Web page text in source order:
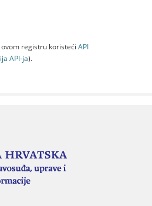
registru koristeći API
API-jа).